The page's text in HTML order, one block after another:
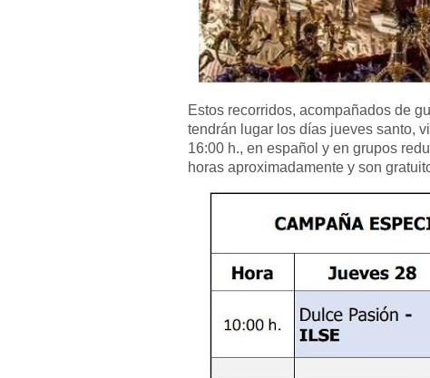
Estos recorridos, acompañados de
tendrán lugar los días jueves santo,
16:00 h., en español y en grupos
horas aproximadamente y son